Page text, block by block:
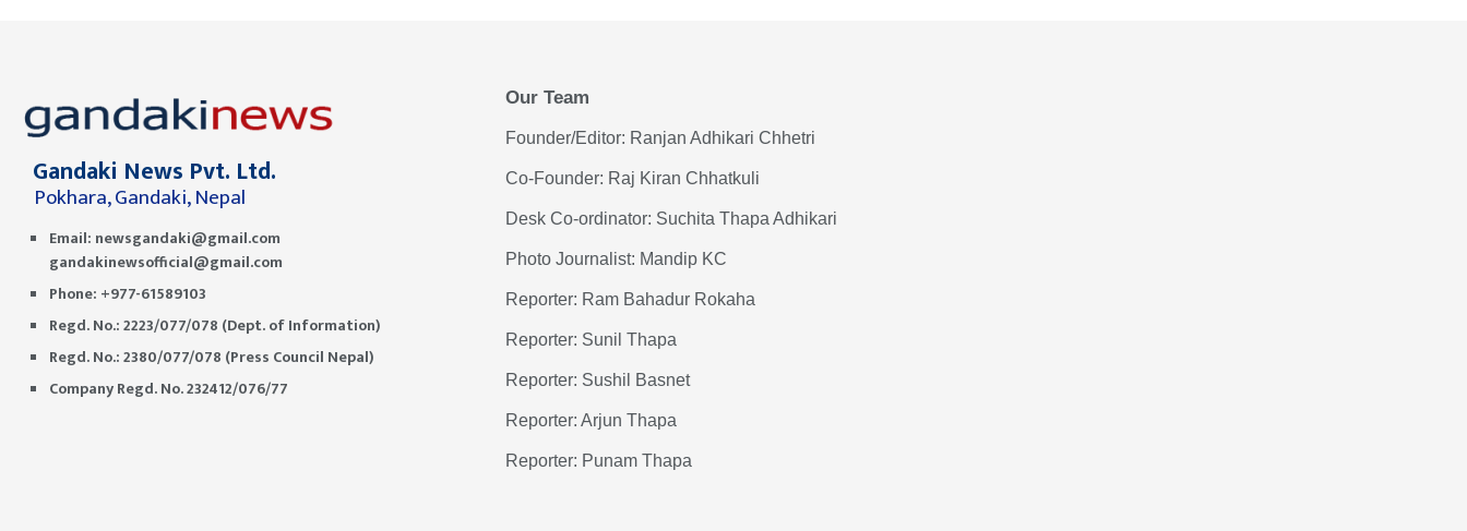
Gandaki News Pvt. Ltd.
Pokhara, Gandaki, Nepal
Email: newsgandaki@gmail.com
gandakinewsofficial@gmail.com
Phone: +977-61589103
Regd. No.: 2223/077/078 (Dept. of Information)
Regd. No.: 2380/077/078 (Press Council Nepal)
Company Regd. No. 232412/076/77
Our Team
Founder/Editor: Ranjan Adhikari Chhetri
Co-Founder: Raj Kiran Chhatkuli
Desk Co-ordinator: Suchita Thapa Adhikari
Photo Journalist: Mandip KC
Reporter: Ram Bahadur Rokaha
Reporter: Sunil Thapa
Reporter: Sushil Basnet
Reporter: Arjun Thapa
Reporter: Punam Thapa